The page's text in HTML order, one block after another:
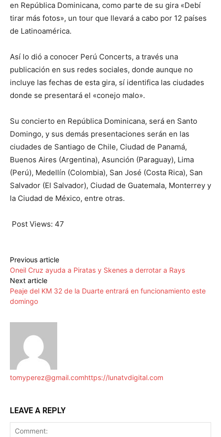
en República Dominicana, como parte de su gira «Debí
tirar más fotos», un tour que llevará a cabo por 12 países
de Latinoamérica.
Así lo dió a conocer Perú Concerts, a través una
publicación en sus redes sociales, donde aunque no
incluye las fechas de esta gira, sí identifica las ciudades
donde se presentará el «conejo malo».
Su concierto en República Dominicana, será en Santo
Domingo, y sus demás presentaciones serán en las
ciudades de Santiago de Chile, Ciudad de Panamá,
Buenos Aires (Argentina), Asunción (Paraguay), Lima
(Perú), Medellín (Colombia), San José (Costa Rica), San
Salvador (El Salvador), Ciudad de Guatemala, Monterrey y
la Ciudad de México, entre otras.
Post Views: 47
Previous article
Oneil Cruz ayuda a Piratas y Skenes a derrotar a Rays
Next article
Peaje del KM 32 de la Duarte entrará en funcionamiento este
domingo
tomyperez@gmail.comhttps://lunatvdigital.com
LEAVE A REPLY